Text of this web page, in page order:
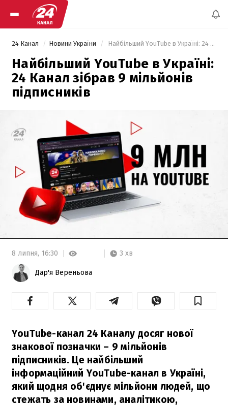
24 Канал Новини України Найбільший YouTube в Україні: 24 Канал зібрав 9 мільйонів підписників
Найбільший YouTube в Україні:
24 Канал зібрав 9 мільйонів
підписників
8 липня, 16:30 3 хв
Дар'я Вереньова
YouTube-канал 24 Каналу досяг нової
знакової позначки – 9 мільйонів
підписників. Це найбільший
інформаційний YouTube-канал в Україні,
який щодня об'єднує мільйони людей, що
стежать за новинами, аналітикою,